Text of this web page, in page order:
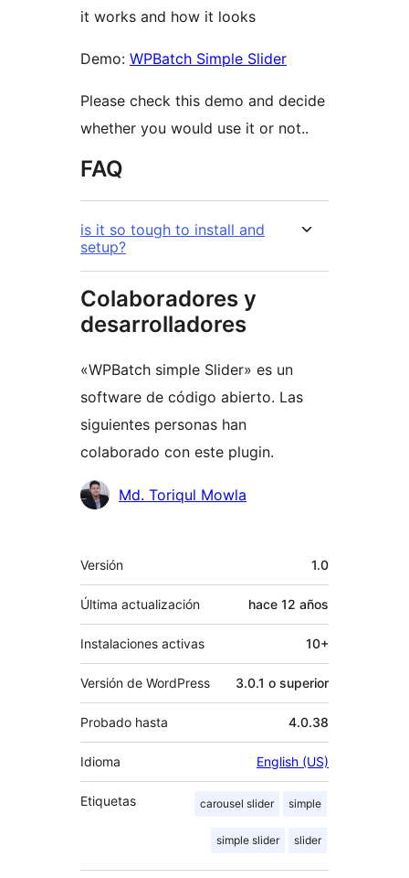
it works and how it looks
Demo: WPBatch Simple Slider
Please check this demo and decide
whether you would use it or not..
FAQ
is it so tough to install and
setup?
Colaboradores y
desarrolladores
«WPBatch simple Slider» es un
software de código abierto. Las
siguientes personas han
colaborado con este plugin.
Colaboradores
Md. Toriqul Mowla
Meta
Versión 1.0
Última actualización hace 12 años
Instalaciones activas 10+
Versión de WordPress 3.0.1 o superior
Probado hasta 4.0.38
Idioma English (US)
Etiquetas carousel slider simple
simple slider slider